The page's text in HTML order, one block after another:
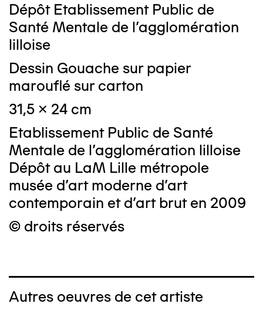
Dépôt Etablissement Public de
Santé Mentale de l'agglomération
lilloise
Dessin Gouache sur papier
marouflé sur carton
31,5 x 24 cm
Etablissement Public de Santé
Mentale de l'agglomération lilloise
Dépôt au LaM Lille métropole
musée d’art moderne d’art
contemporain et d’art brut en 2009
© droits réservés
Autres oeuvres de cet artiste